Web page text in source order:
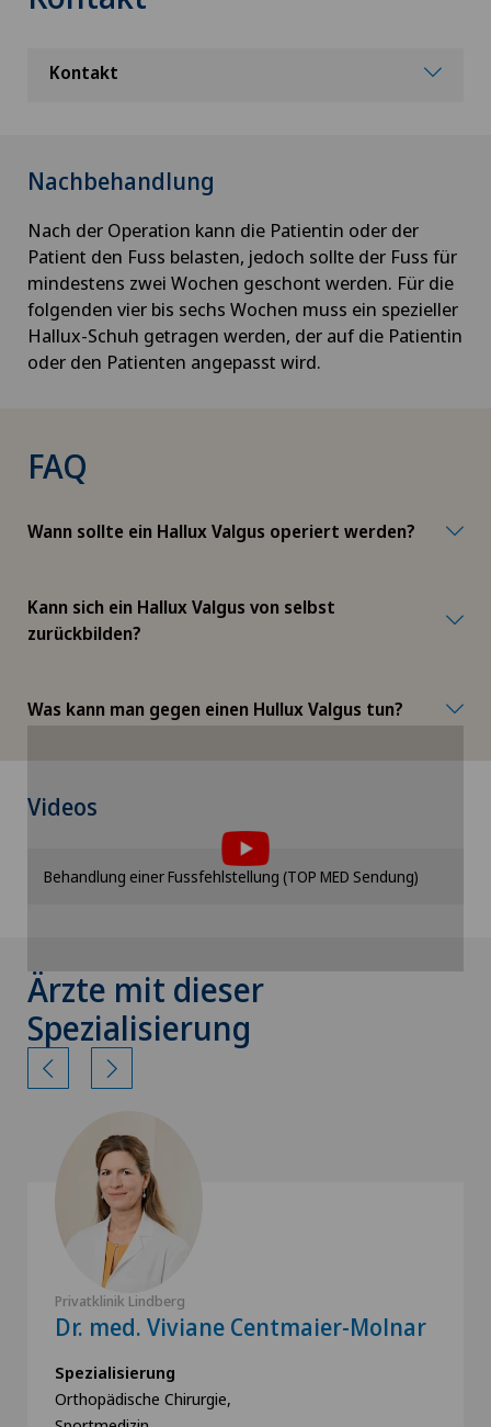
Kontakt
Nachbehandlung
Nach der Operation kann die Patientin oder der
Patient den Fuss belasten, jedoch sollte der Fuss für
mindestens zwei Wochen geschont werden. Für die
folgenden vier bis sechs Wochen muss ein spezieller
Hallux-Schuh getragen werden, der auf die Patientin
oder den Patienten angepasst wird.
FAQ
Wann sollte ein Hallux Valgus operiert werden?
Kann sich ein Hallux Valgus von selbst
zurückbilden?
Was kann man gegen einen Hullux Valgus tun?
Videosmüssen Sie der Verwendung von Cookies
zustimmen.
Bitte aktivieren Sie die entsprechende Option in
den Cookie-Einstellungen.
Behandlung einer Fussfehlstellung (TOP MED Sendung)
Ärzte mit dieser
Spezialisierung
Privatklinik Lindberg
Dr. med. Viviane Centmaier-Molnar
Spezialisierung
Orthopädische Chirurgie,